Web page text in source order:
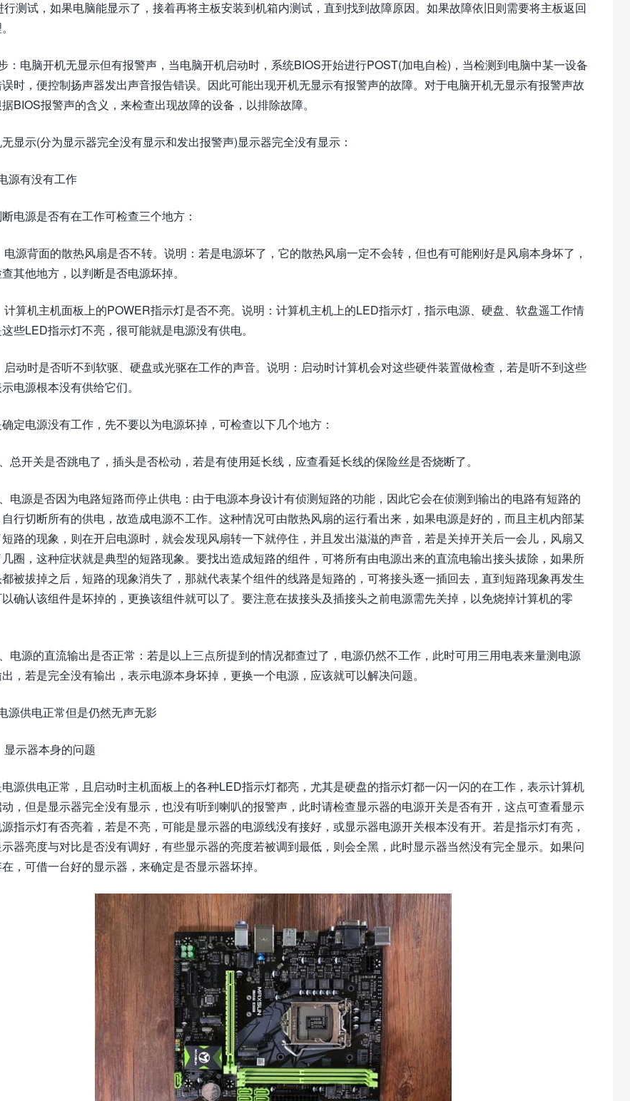
行测试，如果电脑能显示了，接着再将主板安装到机箱内测试，直到找到故障原因。如果故障依旧则需要将主板返回
：电脑开机无显示但有报警声，当电脑开机启动时，系统BIOS开始进行POST(加电自检)，当检测到电脑中某一设备
时，便控制扬声器发出声音报告错误。因此可能出现开机无显示有报警声的故障。对于电脑开机无显示有报警声故
BIOS报警声的含义，来检查出现故障的设备，以排除故障。
显示(分为显示器完全没有显示和发出报警声)显示器完全没有显示：
源有没有工作
电源是否有在工作可检查三个地方：
电源背面的散热风扇是否不转。说明：若是电源坏了，它的散热风扇一定不会转，但也有可能刚好是风扇本身坏了，
其他地方，以判断是否电源坏掉。
计算机主机面板上的POWER指示灯是否不亮。说明：计算机主机上的LED指示灯，指示电源、硬盘、软盘遥工作情
些LED指示灯不亮，很可能就是电源没有供电。
启动时是否听不到软驱、硬盘或光驱在工作的声音。说明：启动时计算机会对这些硬件装置做检查，若是听不到这些
电源根本没有供给它们。
定电源没有工作，先不要以为电源坏掉，可检查以下几个地方：
总开关是否跳电了，插头是否松动，若是有使用延长线，应查看延长线的保险丝是否烧断了。
电源是否因为电路短路而停止供电：由于电源本身设计有侦测短路的功能，因此它会在侦测到输出的电路有短路的
行切断所有的供电，故造成电源不工作。这种情况可由散热风扇的运行看出来，如果电源是好的，而且主机内部某
路的现象，则在开启电源时，就会发现风扇转一下就停住，并且发出滋滋的声音，若是关掉开关后一会儿，风扇又
几圈，这种症状就是典型的短路现象。要找出造成短路的组件，可将所有由电源出来的直流电输出接头拔除，如果所
被拔掉之后，短路的现象消失了，那就代表某个组件的线路是短路的，可将接头逐一插回去，直到短路现象再发生
确认该组件是坏掉的，更换该组件就可以了。要注意在拔接头及插接头之前电源需先关掉，以免烧掉计算机的零
电源的直流输出是否正常：若是以上三点所提到的情况都查过了，电源仍然不工作，此时可用三用电表来量测电源
，若是完全没有输出，表示电源本身坏掉，更换一个电源，应该就可以解决问题。
源供电正常但是仍然无声无影
显示器本身的问题
电源供电正常，且启动时主机面板上的各种LED指示灯都亮，尤其是硬盘的指示灯都一闪一闪的在工作，表示计算机
，但是显示器完全没有显示，也没有听到喇叭的报警声，此时请检查显示器的电源开关是否有开，这点可查看显示
指示灯有否亮着，若是不亮，可能是显示器的电源线没有接好，或显示器电源开关根本没有开。若是指示灯有亮，
器亮度与对比是否没有调好，有些显示器的亮度若被调到最低，则会全黑，此时显示器当然没有完全显示。如果问
，可借一台好的显示器，来确定是否显示器坏掉。